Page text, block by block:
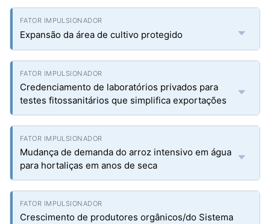
Expansão da área de cultivo protegido
Credenciamento de laboratórios privados para
testes fitossanitários que simplifica exportações
Mudança de demanda do arroz intensivo em água
para hortaliças em anos de seca
Crescimento de produtores orgânicos/do Sistema